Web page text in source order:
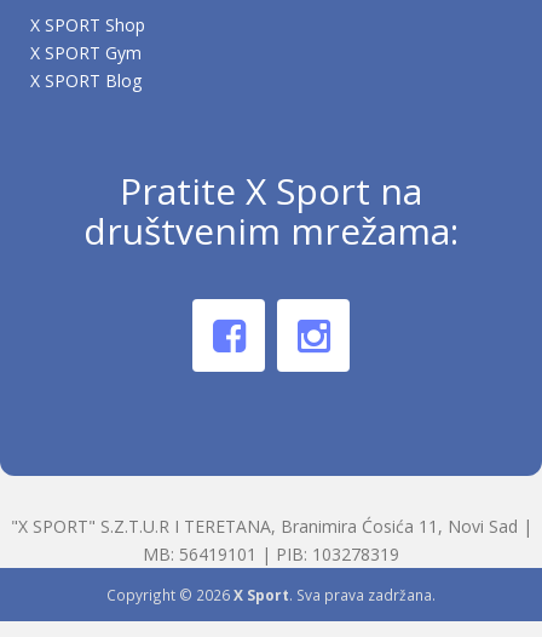
X SPORT Shop
X SPORT Gym
X SPORT Blog
Pratite X Sport na
društvenim mrežama:
"X SPORT" S.Z.T.U.R I TERETANA, Branimira Ćosića 11, Novi Sad |
MB: 56419101 | PIB: 103278319
Copyright © 2026X Sport. Sva prava zadržana.